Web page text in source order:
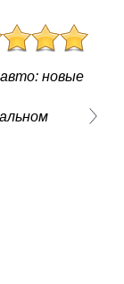
новые